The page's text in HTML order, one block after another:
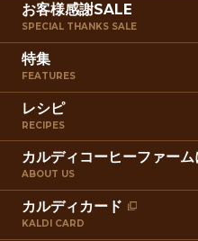
お客様感謝SALE
SPECIAL THANKS SALE
特集
FEATURES
レシピ
RECIPES
カルディコーヒーファーム
ABOUT US
カルディカード
KALDI CARD